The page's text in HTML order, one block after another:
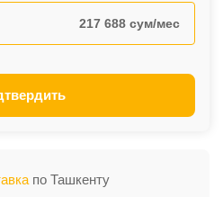
217 688 сум/мес
по Ташкенту